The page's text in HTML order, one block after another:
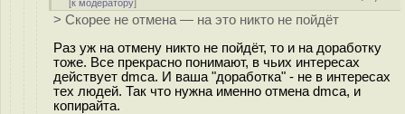
[к модератору]
> Скорее не отмена — на это никто не пойдёт
Раз уж на отмену никто не пойдёт, то и на доработку
тоже. Все прекрасно понимают, в чьих интересах
действует dmca. И ваша "доработка" - не в интересах
тех людей. Так что нужна именно отмена dmca, и
копирайта.